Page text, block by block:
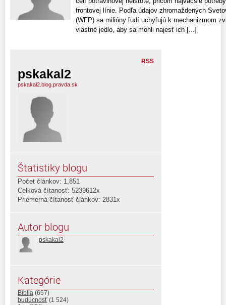
frontovej línie. Podľa údajov zhromaždených
(WFP) sa milióny ľudí uchyľujú k mechanizmom
vlastné jedlo, aby sa mohli najesť ich [...]
RSS
pskakal2
pskakal2.blog.pravda.sk
Štatistiky blogu
Počet článkov: 1,851
Celková čítanosť: 5239612x
Priemerná čítanosť článkov: 2831x
Autor blogu
pskakal2
Kategórie
Biblia (657)
budúcnosť (1 524)